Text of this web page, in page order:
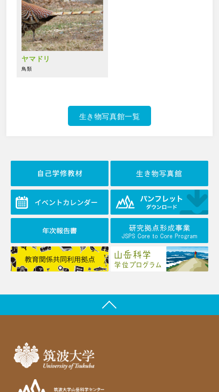
ヤマドリ
鳥類
生き物写真館一覧